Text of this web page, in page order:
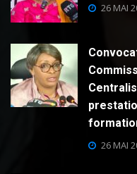
26 MAI
26 MAI